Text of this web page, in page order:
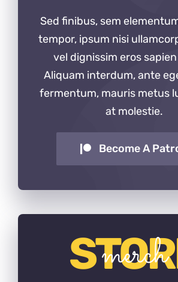
Sed finibus, sem
tempor, ipsum nisi
vel dignissim eros
Aliquam interdum, ante
fermentum, mauris metus
at molestie.
Become A
merch